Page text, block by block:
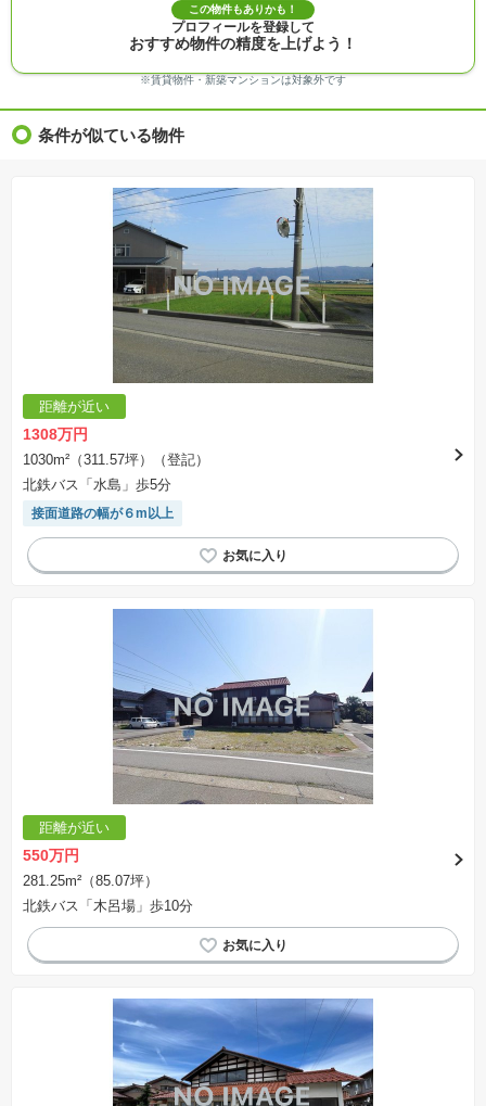
この物件もありかも！
プロフィールを登録して
おすすめ物件の精度を上げよう！
※賃貸物件・新築マンションは対象外です
条件が似ている物件
距離が近い
1308万円
1030m²（311.57坪）（登記）
北鉄バス「水島」歩5分
接面道路の幅が６m以上
距離が近い
550万円
281.25m²（85.07坪）
北鉄バス「木呂場」歩10分